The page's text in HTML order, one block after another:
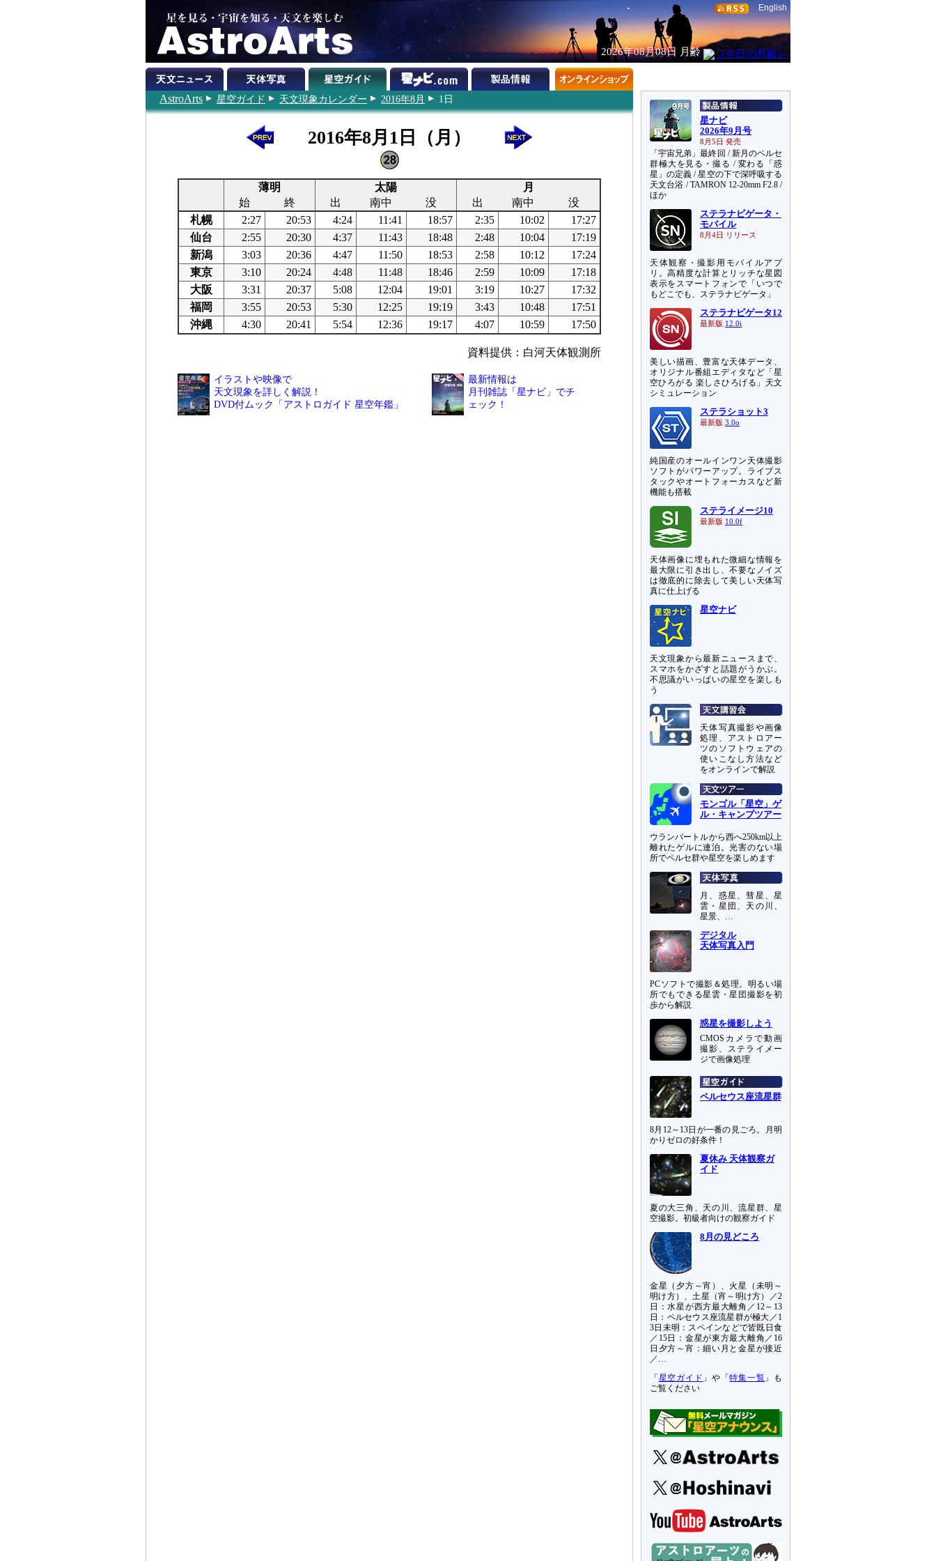
English
2026年08月08日 月齢
AstroArts 星空ガイド 天文現象カレンダー 2016年8月 1日
2016年8月1日（月）
薄明 太陽
月
始
終 出 南中 没 出 南中
没
札幌
2:27 20:53 4:24 11:41 18:57 2:35 10:02
17:27
仙台
2:55 20:30 4:37 11:43 18:48 2:48 10:04
17:19
新潟
3:03 20:36 4:47 11:50 18:53 2:58 10:12
17:24
東京
3:10 20:24 4:48 11:48 18:46 2:59 10:09
17:18
大阪
3:31 20:37 5:08 12:04 19:01 3:19 10:27
17:32
福岡
3:55 20:53 5:30 12:25 19:19 3:43 10:48
17:51
沖縄
4:30 20:41 5:54 12:36 19:17 4:07 10:59 17:50
資料提供：白河天体観測所
イラストや映像で
天文現象を詳しく解説！
DVD付ムック「アストロガイド 星空年鑑」
最新情報は
月刊雑誌「星ナビ」でチ
ェック！
星ナビ
2026年9月号
8月5日 発売
「宇宙兄弟」最終回 / 新月のペルセ
群極大を見る・撮る / 変わる「惑
星」の定義 / 星空の下で深呼吸する
天文台浴 / TAMRON 12-20mm F2.8 /
ほか
ステラナビゲータ・
モバイル
8月4日 リリース
天体観察・撮影用モバイルアプ
リ。高精度な計算とリッチな星図
表示をスマートフォンで「いつで
もどこでも、ステラナビゲータ」
ステラナビゲータ12
最新版 12.0i
美しい描画、豊富な天体データ、
オリジナル番組エディタなど「星
空ひろがる 楽しさひろげる」天文
シミュレーション
ステラショット3
最新版 3.0o
純国産のオールインワン天体撮影
ソフトがパワーアップ。ライブス
タックやオートフォーカスなど新
機能も搭載
ステライメージ10
最新版 10.0f
天体画像に埋もれた微細な情報を
最大限に引き出し、不要なノイズ
は徹底的に除去して美しい天体写
真に仕上げる
星空ナビ
天文現象から最新ニュースまで、
スマホをかざすと話題がうかぶ。
不思議がいっぱいの星空を楽しも
う
天体写真撮影や画像
処理、アストロアー
ツのソフトウェアの
使いこなし方法など
をオンラインで解説
モンゴル「星空」ゲ
ル・キャンプツアー
ウランバートルから西へ250km以上
離れたゲルに連泊。光害のない場
所でペルセ群や星空を楽しめます
月、惑星、彗星、星
雲・星団、天の川、
星景、…
デジタル
天体写真入門
PCソフトで撮影＆処理。明るい場
所でもできる星雲・星団撮影を初
歩から解説
惑星を撮影しよう
CMOSカメラで動画
撮影、ステライメー
ジで画像処理
ペルセウス座流星群
8月12～13日が一番の見ごろ。月明
かりゼロの好条件！
夏休み 天体観察ガ
イド
夏の大三角、天の川、流星群、星
空撮影。初級者向けの観察ガイド
8月の見どころ
金星（夕方～宵）、火星（未明～
明け方）、土星（宵～明け方）／2
日：水星が西方最大離角／12～13
日：ペルセウス座流星群が極大／1
3日未明：スペインなどで皆既日食
／15日：金星が東方最大離角／16
日夕方～宵：細い月と金星が接近
／…
「 星空ガイド 」や「特集一覧 」も
ご覧ください